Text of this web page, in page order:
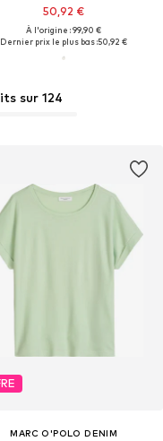
sur 124
50,92 €
À l'origine : 99,90 €
Dernier prix le plus bas :50,92 €
MARC O'POLO DENIM